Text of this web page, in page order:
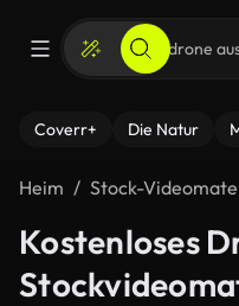
Coverr+ Die Natur
Heim Stock-
Kostenloses